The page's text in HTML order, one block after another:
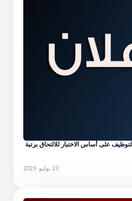
التوظيف على أساس الاختبار للالتحاق برتبة
23 يوليو 2026